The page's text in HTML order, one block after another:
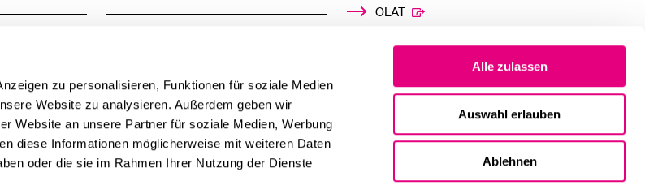
zu personalisieren, Funktionen für soziale Medien
Website zu analysieren. Außerdem geben wir
Website an unsere Partner für soziale Medien, Werbung
diese Informationen möglicherweise mit weiteren Daten
oder die sie im Rahmen Ihrer Nutzung der Dienste
Alle zulassen
Auswahl erlauben
Ablehnen
OLAT